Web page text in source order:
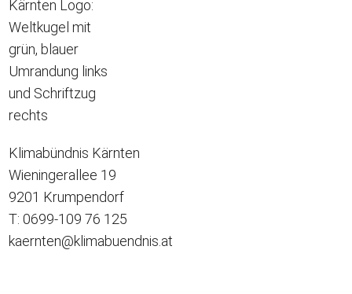
Klimabündnis Kärnten
Wieningerallee 19
9201 Krumpendorf
T: 0699-109 76 125
kaernten@klimabuendnis.at